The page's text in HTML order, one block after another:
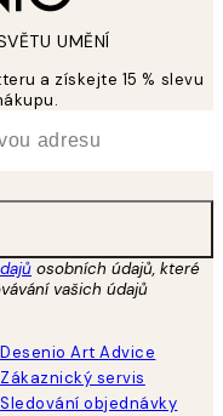
UMĚNÍ
a získejte 15 % slevu
osobních údajů, které
vašich údajů
Desenio Art Advice
Zákaznický servis
Sledování objednávky